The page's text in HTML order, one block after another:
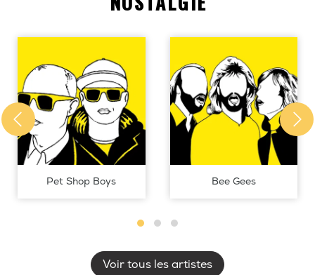
Pet Shop Boys Bee Gees
Voir tous les artistes